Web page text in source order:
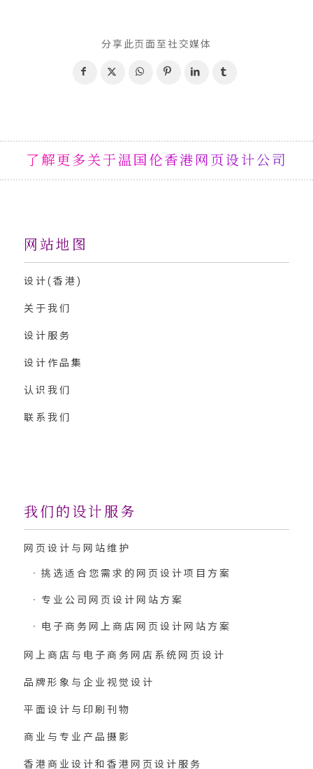
分享此页面至社交媒体
了解更多关于温国伦香港网页设计公司
网站地图
设计(香港)
关于我们
设计服务
设计作品集
认识我们
联系我们
我们的设计服务
网页设计与网站维护
挑选适合您需求的网页设计项目方案
专业公司网页设计网站方案
电子商务网上商店网页设计网站方案
网上商店与电子商务网店系统网页设计
品牌形象与企业视觉设计
平面设计与印刷刊物
商业与专业产品摄影
香港商业设计和香港网页设计服务